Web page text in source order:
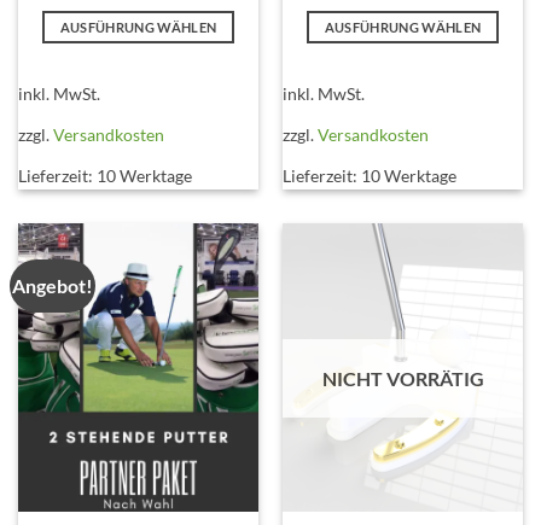
AUSFÜHRUNG WÄHLEN
mehrere
auf.
Optionen
auf
der
Produktseite
gewählt
werden
inkl. MwSt.
zzgl.Versandkosten
Lieferzeit: 10 Werktage
AUSFÜHRUNG WÄHLEN
mehrere
auf.
der
Produktseite
gewählt
werden
inkl. MwSt.
zzgl.Versandkosten
Lieferzeit: 10 Werktage
Angebot!
NICHT VORRÄTIG